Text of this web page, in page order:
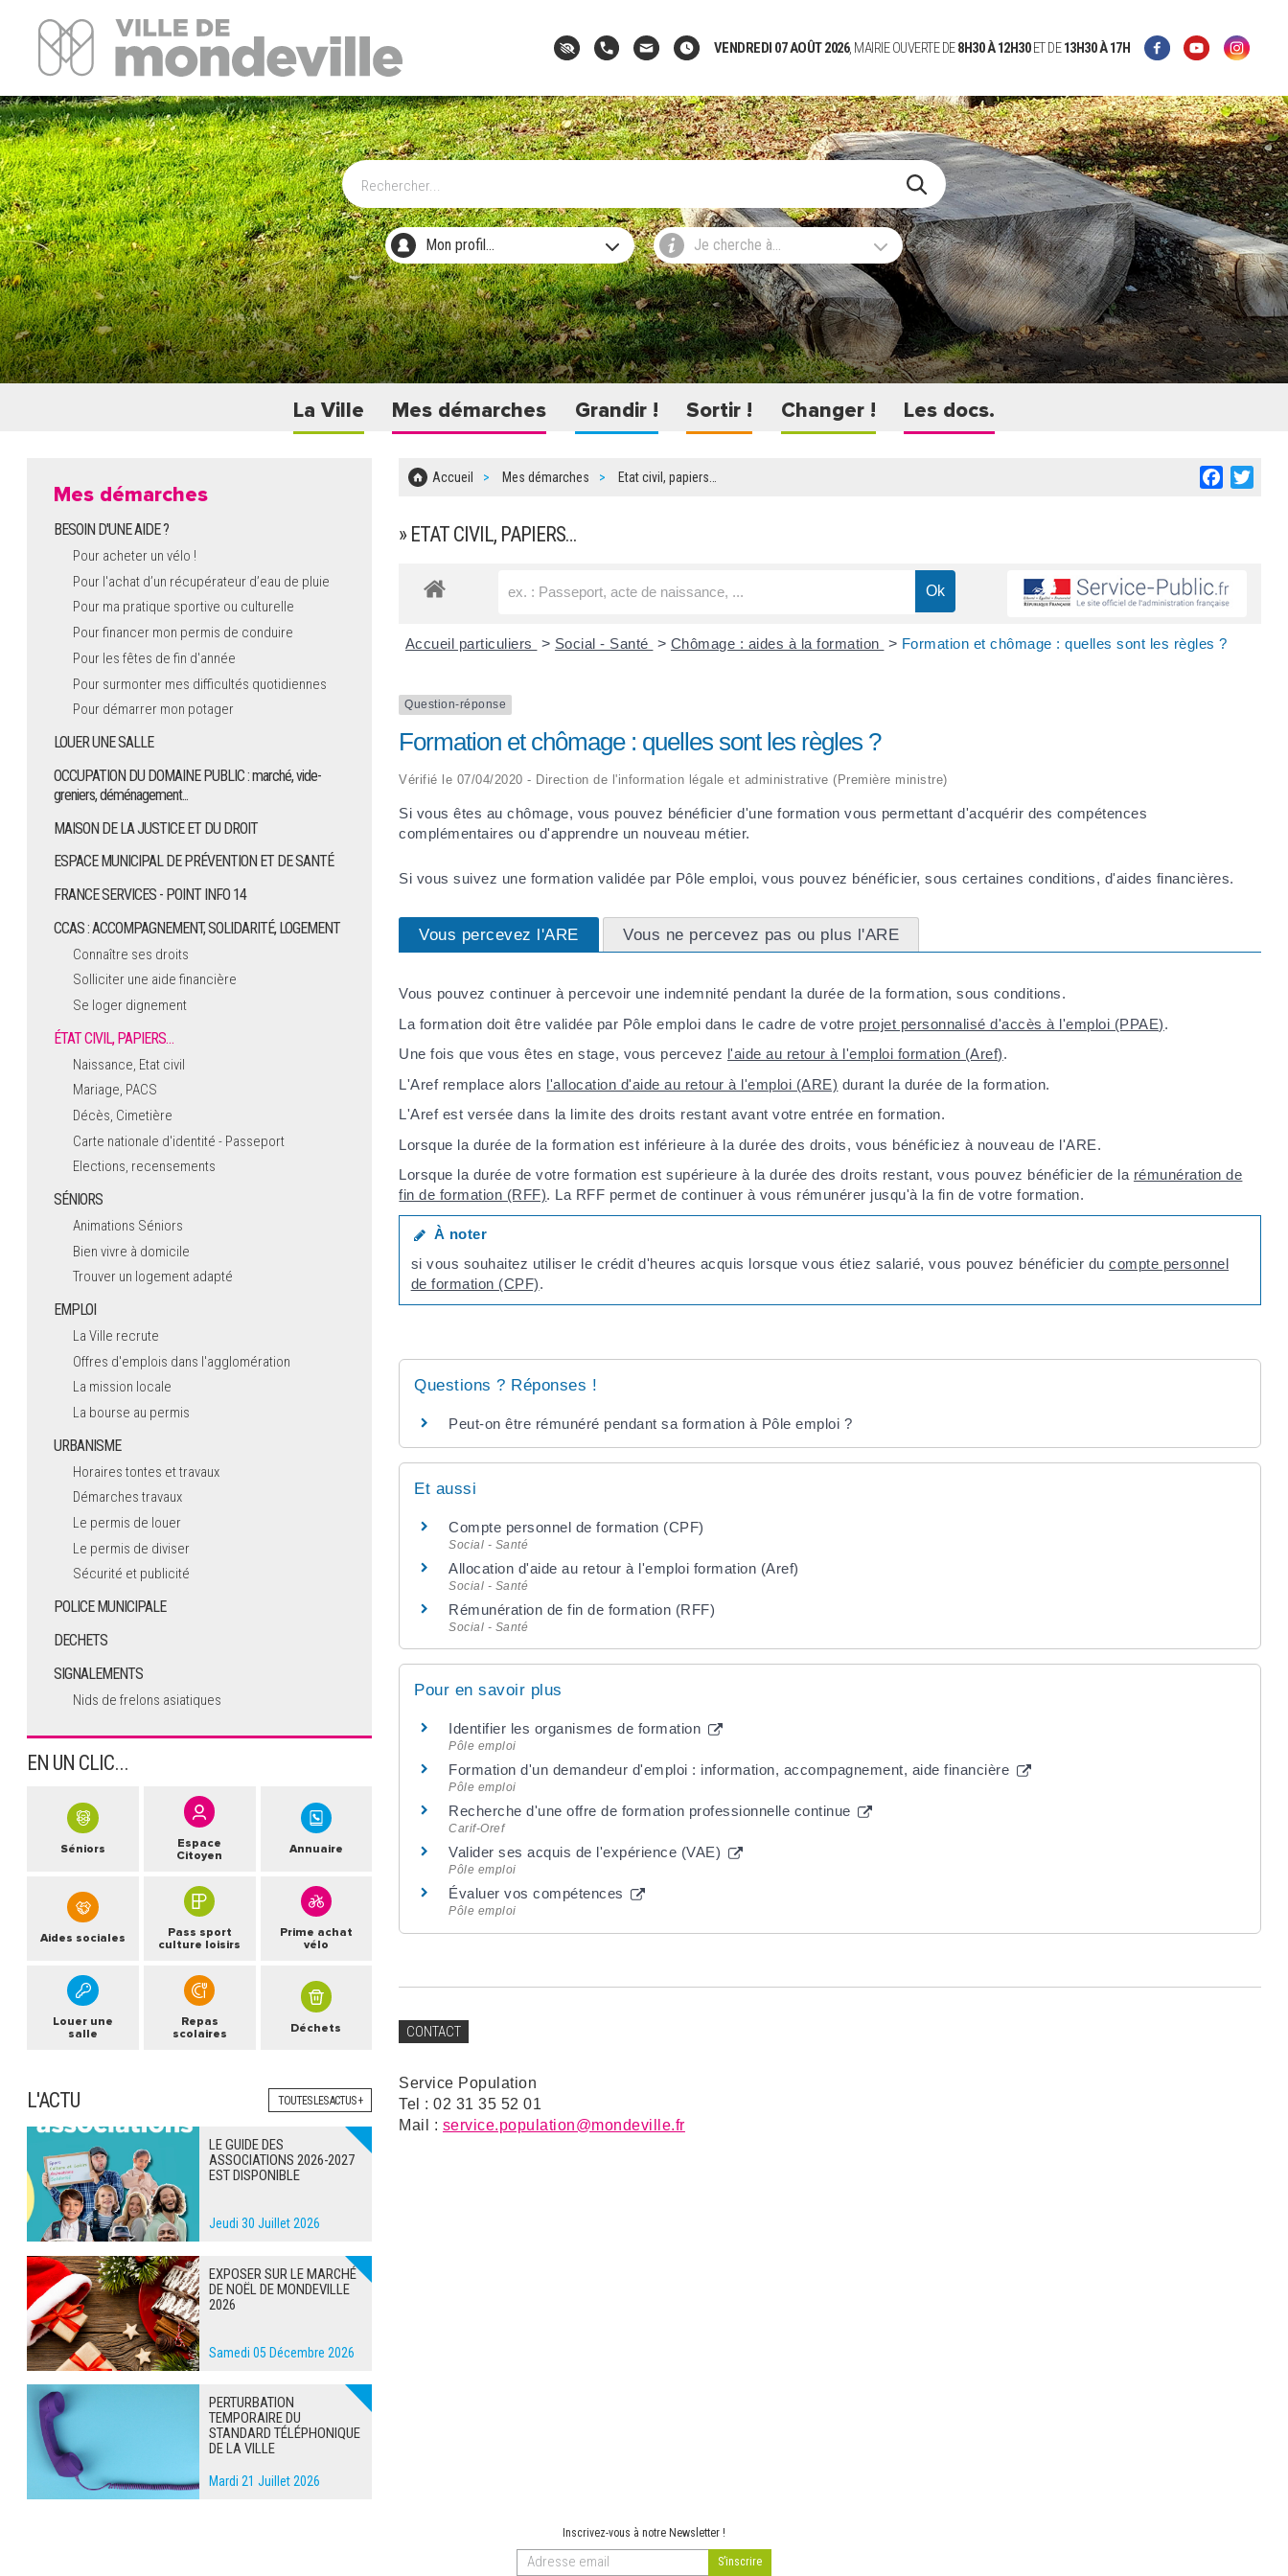
Site Officiel de la ville de Mondeville
VENDREDI 07 AOÛT 2026, MAIRIE OUVERTE DE8H30 À 12H30ET DE13H30 À 17H
Mon profil... Je cherche à...
La Ville Mes démarches Grandir ! Sortir ! Changer ! Les docs.
Facebook
Accueil Mes démarches Etat civil, papiers…
» ETAT CIVIL, PAPIERS…
Accueil particuliers > Social - Santé > Chômage : aides à la formation > Formation et chômage : quelles sont les règles ?
Question-réponse
Formation et chômage : quelles sont les règles ?
Vérifié le 07/04/2020 - Direction de l'information légale et administrative (Première ministre)
Si vous êtes au chômage, vous pouvez bénéficier d'une formation vous permettant d'acquérir des compétences
complémentaires ou d'apprendre un nouveau métier.
Si vous suivez une formation validée par Pôle emploi, vous pouvez bénéficier, sous certaines conditions, d'aides financières.
Vous percevez l'ARE Vous ne percevez pas ou plus l'ARE
Vous pouvez continuer à percevoir une indemnité pendant la durée de la formation, sous conditions.
La formation doit être validée par Pôle emploi dans le cadre de votre projet personnalisé d'accès à l'emploi (PPAE).
Une fois que vous êtes en stage, vous percevez l'aide au retour à l'emploi formation (Aref).
L'Aref remplace alors l'allocation d'aide au retour à l'emploi (ARE) durant la durée de la formation.
L'Aref est versée dans la limite des droits restant avant votre entrée en formation.
Lorsque la durée de la formation est inférieure à la durée des droits, vous bénéficiez à nouveau de l'ARE.
Lorsque la durée de votre formation est supérieure à la durée des droits restant, vous pouvez bénéficier de la rémunération de
fin de formation (RFF). La RFF permet de continuer à vous rémunérer jusqu'à la fin de votre formation.
À noter
si vous souhaitez utiliser le crédit d'heures acquis lorsque vous étiez salarié, vous pouvez bénéficier ducompte personnel
de formation (CPF).
Questions ? Réponses !
Peut-on être rémunéré pendant sa formation à Pôle emploi ?
Et aussi
Compte personnel de formation (CPF)
Social - Santé
Allocation d'aide au retour à l'emploi formation (Aref)
Social - Santé
Rémunération de fin de formation (RFF)
Social - Santé
Pour en savoir plus
Identifier les organismes de formation
Pôle emploi
Formation d'un demandeur d'emploi : information, accompagnement, aide financière
Pôle emploi
Recherche d'une offre de formation professionnelle continue
Carif-Oref
Valider ses acquis de l'expérience (VAE)
Pôle emploi
Évaluer vos compétences
Pôle emploi
CONTACT
Service Population
Tel : 02 31 35 52 01
Mail : service.population@mondeville.fr
Mes démarches
BESOIN D'UNE AIDE ?
Pour acheter un vélo !
Pour l'achat d’un récupérateur d’eau de pluie
Pour ma pratique sportive ou culturelle
Pour financer mon permis de conduire
Pour les fêtes de fin d'année
Pour surmonter mes difficultés quotidiennes
Pour démarrer mon potager
LOUER UNE SALLE
OCCUPATION DU DOMAINE PUBLIC : marché, vide-
greniers, déménagement...
MAISON DE LA JUSTICE ET DU DROIT
ESPACE MUNICIPAL DE PRÉVENTION ET DE SANTÉ
FRANCE SERVICES - POINT INFO 14
CCAS : ACCOMPAGNEMENT, SOLIDARITÉ, LOGEMENT
Connaître ses droits
Solliciter une aide financière
Se loger dignement
ÉTAT CIVIL, PAPIERS…
Naissance, Etat civil
Mariage, PACS
Décès, Cimetière
Carte nationale d'identité - Passeport
Elections, recensements
SÉNIORS
Animations Séniors
Bien vivre à domicile
Trouver un logement adapté
EMPLOI
La Ville recrute
Offres d'emplois dans l'agglomération
La mission locale
La bourse au permis
URBANISME
Horaires tontes et travaux
Démarches travaux
Le permis de louer
Le permis de diviser
Sécurité et publicité
POLICE MUNICIPALE
DECHETS
SIGNALEMENTS
Nids de frelons asiatiques
EN UN CLIC...
Séniors
Espace
Citoyen
Annuaire
Aides sociales
Pass sport
culture loisirs
Prime achat
vélo
Louer une
salle
Repas
scolaires
Déchets
L'ACTU TOUTES LES ACTUS +
LE GUIDE DES
ASSOCIATIONS 2026-2027
EST DISPONIBLE
Jeudi 30 Juillet 2026
EXPOSER SUR LE MARCHÉ
DE NOËL DE MONDEVILLE
2026
Samedi 05 Décembre 2026
PERTURBATION
TEMPORAIRE DU
STANDARD TÉLÉPHONIQUE
DE LA VILLE
Mardi 21 Juillet 2026
Inscrivez-vous à notre Newsletter !